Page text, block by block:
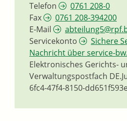
Telefon
0761 208-0
Fax
0761 208-394200
E-Mail
Servicekonto
Sichere
Nachricht über service-
Elektronisches Gerichts-
Verwaltungspostfach
6fc4-47f4-8150-